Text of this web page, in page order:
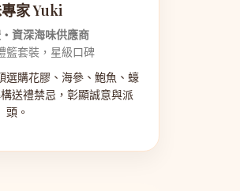
家 Yuki
資深海味供應商
籃套裝，星級口碑
選購花膠、海參、鮑魚、蠔
送禮禁忌，彰顯誠意與派
頭。